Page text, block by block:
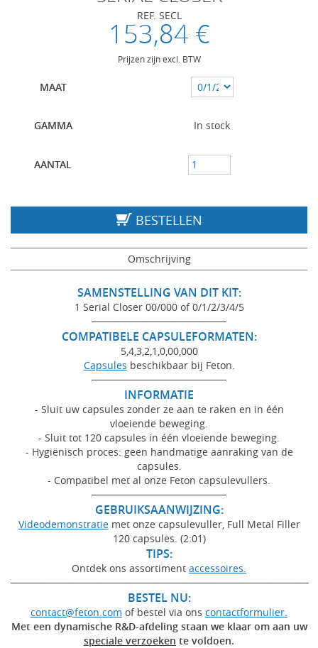
REF. SECL
153,84 €
Prijzen zijn excl. BTW
MAAT
GAMMA In stock
AANTAL
BESTELLEN
Omschrijving
SAMENSTELLING VAN DIT KIT:
1 Serial Closer 00/000 of 0/1/2/3/4/5
───────────────────
COMPATIBELE CAPSULEFORMATEN:
5,4,3,2,1,0,00,000
Capsules beschikbaar bij Feton.
───────────────────
INFORMATIE
- Sluit uw capsules zonder ze aan te raken en in één
vloeiende beweging.
- Sluit tot 120 capsules in één vloeiende beweging.
- Hygiënisch proces: geen handmatige aanraking van de
capsules.
- Compatibel met al onze Feton capsulevullers.
───────────────────
GEBRUIKSAANWIJZING:
Videodemonstratiemet onze capsulevuller, Full Metal Filler
120 capsules. (2:01)
TIPS:
Ontdek ons assortiment accessoires.
──────────────────────────────────────────
BESTEL NU:
contact@feton.com of bestel via ons contactformulier.
Met een dynamische R&D-afdeling staan we klaar om aan uw
speciale verzoeken te voldoen.